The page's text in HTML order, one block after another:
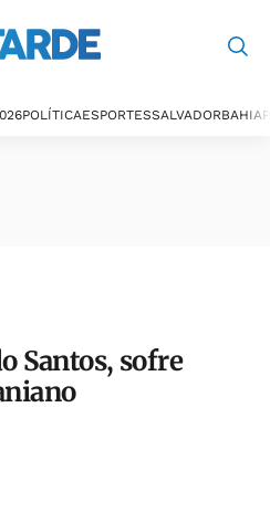
POLÍTICAESPORTESSALVADORBAHIA
Santos, sofre